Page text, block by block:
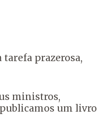
prazerosa,
ministros,
um livro